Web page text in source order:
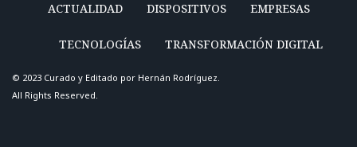
ACTUALIDAD DISPOSITIVOS EMPRESAS
TECNOLOGÍAS TRANSFORMACIÓN DIGITAL
© 2023 Curado y Editado por Hernán Rodríguez.
All Rights Reserved.